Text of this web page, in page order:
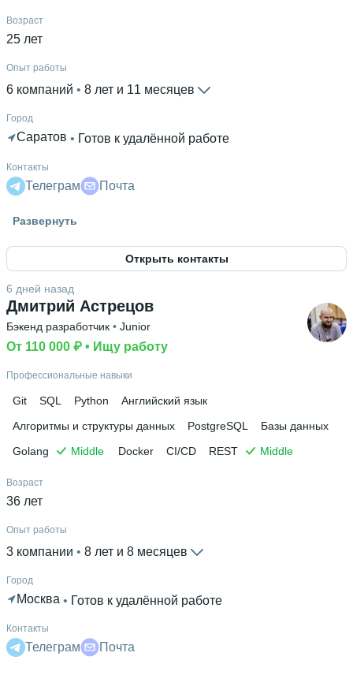
Возраст
25 лет
Опыт работы
6 компаний 8 лет и 11 месяцев
Город
Саратов • Готов к удалённой работе
Контакты
Телеграм Почта
Высшее образование
РАНХиГС • Институт бизнеса и делового
администрирования • 1 год и 11 месяцев
Ещё 1 в профиле
Дополнительное образование
государственный технический университет имени
Гагарина Ю.А.
Развернуть
Открыть контакты
Дмитрий Астрецов
6 дней назад
Бэкенд разработчик • Junior
От 110 000 ₽ • Ищу работу
Профессиональные навыки
Git SQL Python
Английский язык
Алгоритмы и структуры данных
PostgreSQL
Базы данных
Golang
Middle Docker CI/CD REST Middle
Возраст
36 лет
Опыт работы
3 компании 8 лет и 8 месяцев
Город
Москва • Готов к удалённой работе
Контакты
Телеграм Почта